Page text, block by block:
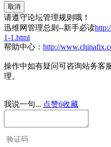
取消
请遵守论坛管理规则哦！
迅维网管理总则--新手必读
1-1.html
帮助中心： http://
操作中如有疑问可咨询站务客
理。
我说一句... 点赞6收藏